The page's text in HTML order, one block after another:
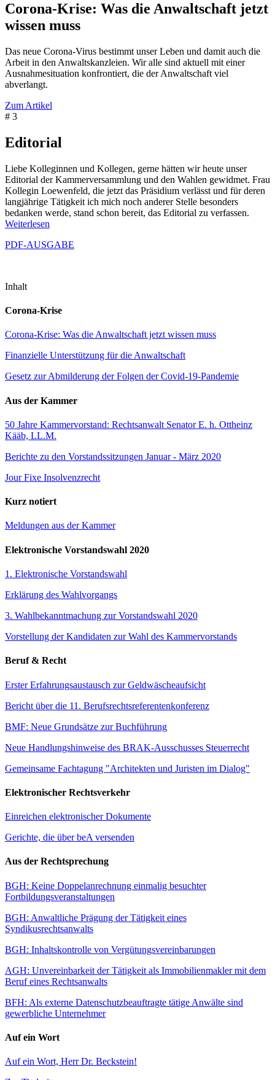
Corona-Krise: Was die Anwaltschaft jetzt
wissen muss
Das neue Corona-Virus bestimmt unser Leben und damit auch die
Arbeit in den Anwaltskanzleien. Wir alle sind aktuell mit einer
Ausnahmesituation konfrontiert, die der Anwaltschaft viel
abverlangt.
Zum Artikel
# 3
Editorial
Liebe Kolleginnen und Kollegen, gerne hätten wir heute unser
Editorial der Kammerversammlung und den Wahlen gewidmet. Frau
Kollegin Loewenfeld, die jetzt das Präsidium verlässt und für deren
langjährige Tätigkeit ich mich noch anderer Stelle besonders
bedanken werde, stand schon bereit, das Editorial zu verfassen.
Weiterlesen
PDF-AUSGABE
Inhalt
Corona-Krise
Corona-Krise: Was die Anwaltschaft jetzt wissen muss
Finanzielle Unterstützung für die Anwaltschaft
Gesetz zur Abmilderung der Folgen der Covid-19-Pandemie
Aus der Kammer
50 Jahre Kammervorstand: Rechtsanwalt Senator E. h. Ottheinz
Kääb, LL.M.
Berichte zu den Vorstandssitzungen Januar - März 2020
Jour Fixe Insolvenzrecht
Kurz notiert
Meldungen aus der Kammer
Elektronische Vorstandswahl 2020
1. Elektronische Vorstandswahl
Erklärung des Wahlvorgangs
3. Wahlbekanntmachung zur Vorstandswahl 2020
Vorstellung der Kandidaten zur Wahl des Kammervorstands
Beruf & Recht
Erster Erfahrungsaustausch zur Geldwäscheaufsicht
Bericht über die 11. Berufsrechtsreferentenkonferenz
BMF: Neue Grundsätze zur Buchführung
Neue Handlungshinweise des BRAK-Ausschusses Steuerrecht
Gemeinsame Fachtagung "Architekten und Juristen im Dialog"
Elektronischer Rechtsverkehr
Einreichen elektronischer Dokumente
Gerichte, die über beA versenden
Aus der Rechtsprechung
BGH: Keine Doppelanrechnung einmalig besuchter
Fortbildungsveranstaltungen
BGH: Anwaltliche Prägung der Tätigkeit eines
Syndikusrechtsanwalts
BGH: Inhaltskontrolle von Vergütungsvereinbarungen
AGH: Unvereinbarkeit der Tätigkeit als Immobilienmakler mit dem
Beruf eines Rechtsanwalts
BFH: Als externe Datenschutzbeauftragte tätige Anwälte sind
gewerbliche Unternehmer
Auf ein Wort
Auf ein Wort, Herr Dr. Beckstein!